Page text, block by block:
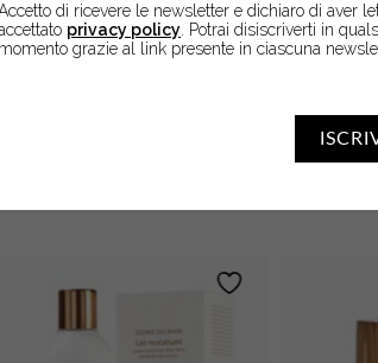
di ricevere le newsletter e dichiaro di aver
privacy policy . Potrai disiscriverti in
momento grazie al link presente in ciascuna
INTERESSARTI